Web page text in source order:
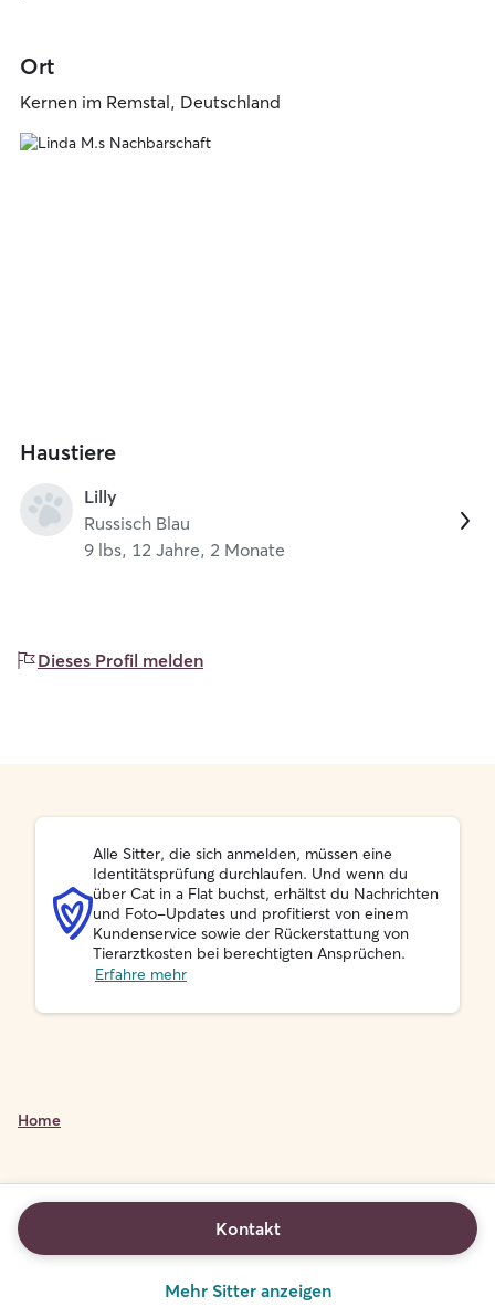
Ort
Kernen im Remstal, Deutschland
Haustiere
Lilly
Russisch Blau
9 lbs, 12 Jahre, 2 Monate
Dieses Profil melden
Alle Sitter, die sich anmelden, müssen eine
Identitätsprüfung durchlaufen. Und wenn du
über Cat in a Flat buchst, erhältst du Nachrichten
und Foto-Updates und profitierst von einem
Kundenservice sowie der Rückerstattung von
Tierarztkosten bei berechtigten Ansprüchen.
Erfahre mehr
Home
Mehr Sitter anzeigen
Kontakt